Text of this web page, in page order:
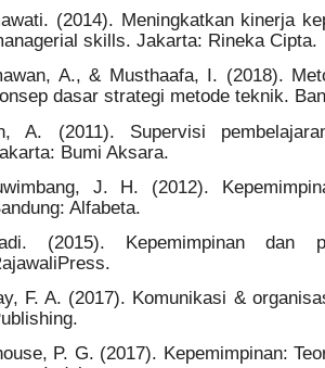
(2014). Meningkatkan kinerja
skills. Jakarta: Rineka Cipta.
A., & Musthaafa, I. (2018).
dasar strategi metode teknik.
A. (2011). Supervisi
Bumi Aksara.
J. H. (2012).
Alfabeta.
(2015). Kepemimpinan dan
F. A. (2017). Komunikasi &
P. G. (2017). Kepemimpinan: